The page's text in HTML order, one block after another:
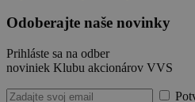
Odoberajte naše novinky
Prihláste sa na odber
noviniek Klubu akcionárov VVS